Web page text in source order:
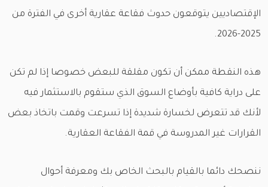
الإقتصاديين يتوقعون حدوث فقاعة عقارية أخرى في الفترة من
2025-2026.
هذه النقطة ممكن أن تكون مقلقة للبعض خصوصا إذا لم تكن
على دراية كافية بأوضاع السوق الذي ستقوم بالاستثمار فيه
لأنك قد تتعرض لخسارة شديدة إذا تسرعت وقمت باتخاذ بعض
القرارات غير المدروسة في قمة الفقاعة العقارية.
ننصحك دائما بالقيام بالبحث الخاص بك ومعرفة أحوال